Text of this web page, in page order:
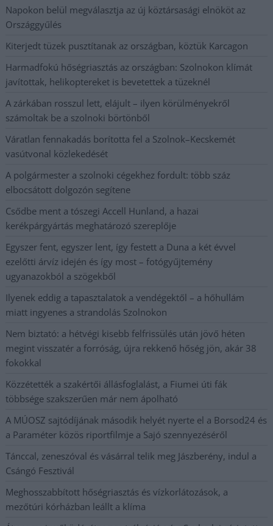
Napokon belül megválasztja az új köztársasági elnököt az
Országgyűlés
Kiterjedt tüzek pusztítanak az országban, köztük Karcagon
Harmadfokú hőségriasztás az országban: Szolnokon klímát
javítottak, helikoptereket is bevetettek a tüzeknél
A zárkában rosszul lett, elájult – ilyen körülményekről
számoltak be a szolnoki börtönből
Váratlan fennakadás borította fel a Szolnok–Kecskemét
vasútvonal közlekedését
A polgármester a szolnoki cégekhez fordult: több száz
elbocsátott dolgozón segítene
Csődbe ment a tószegi Accell Hunland, a hazai
kerékpárgyártás meghatározó szereplője
Egyszer fent, egyszer lent, így festett a Duna a két évvel
ezelőtti árvíz idején és így most – fotógyűjtemény
ugyanazokból a szögekből
Ilyenek eddig a tapasztalatok a vendégektől – a hőhullám
miatt ingyenes a strandolás Szolnokon
Nem biztató: a hétvégi kisebb felfrissülés után jövő héten
megint visszatér a forróság, újra rekkenő hőség jön, akár 38
fokokkal
Közzétették a szakértői állásfoglalást, a Fiumei úti fák
többsége szakszerűen már nem ápolható
A MÚOSZ sajtódíjának második helyét nyerte el a Borsod24 és
a Paraméter közös riportfilmje a Sajó szennyezéséről
Tánccal, zeneszóval és vásárral telik meg Jászberény, indul a
Csángó Fesztivál
Meghosszabbított hőségriasztás és vízkorlátozások, a
mezőtúri kórházban leállt a klíma